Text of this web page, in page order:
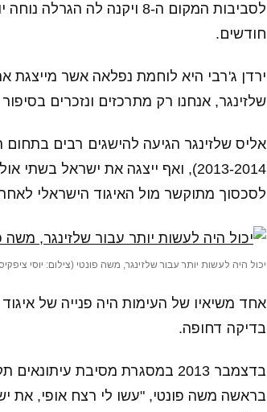
לסביבות המקום ה-8 ויקנה
חודשים.
ירדן ג'רבי היא לוחמת נפלאה אשר
שלזינגר, אנחנו רק מתרכזים ונזכרים
אליס שלזינגר הגיעה להישגים רבים
לסכסוך מתוקשר מול האיגוד הישראלי
יכול היה לעשות יותר עבור שלזינגר, משה פונטי (צילום: יוסי
אחד משיאיו של העימות היה פנייה של
בדיקה דחופה.
בדצמבר 2013 במסגרת מסיבת
בראשה משה פונטי, "עשו לי רצח אופי, את